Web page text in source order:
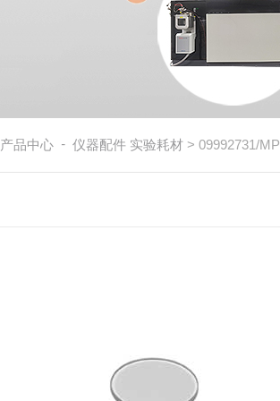
产品中心 - 仪器配件 实验耗材 > 09992731/